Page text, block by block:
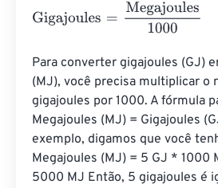
Gigajoules Megajoules1000
Para converter gigajoules (GJ)
(MJ), você precisa multiplicar o
gigajoules por 1000. A fórmula
Megajoules (MJ) = Gigajoules
exemplo, digamos que você
Megajoules (MJ) = 5 GJ * 1000
5000 MJ Então, 5 gigajoules é